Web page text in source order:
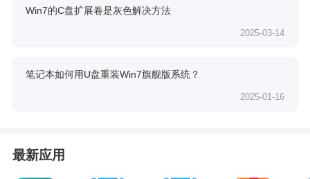
Win7的C盘扩展卷是灰色解决方法
2025-03-14
笔记本如何用U盘重装Win7旗舰版系统？
2025-01-16
最新应用